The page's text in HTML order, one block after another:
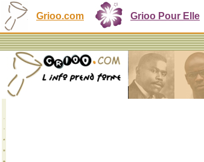
Grioo.com Grioo Pour Elle